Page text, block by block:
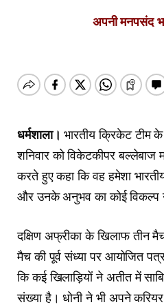
अपनी मनपसंद
धर्मशाला। भारतीय क्रिकेट टीम
शनिवार को विकेटकीपर बल्लेबाज
करते हुए कहा कि वह हमेशा
और उनके अनुभव का कोई विकल्प
दक्षिण अफ्रीका के खिलाफ तीन
मैच की पूर्व संध्या पर आयोजित
कि कई खिलाड़ियों ने अतीत में
संख्या है। धोनी ने भी अपने